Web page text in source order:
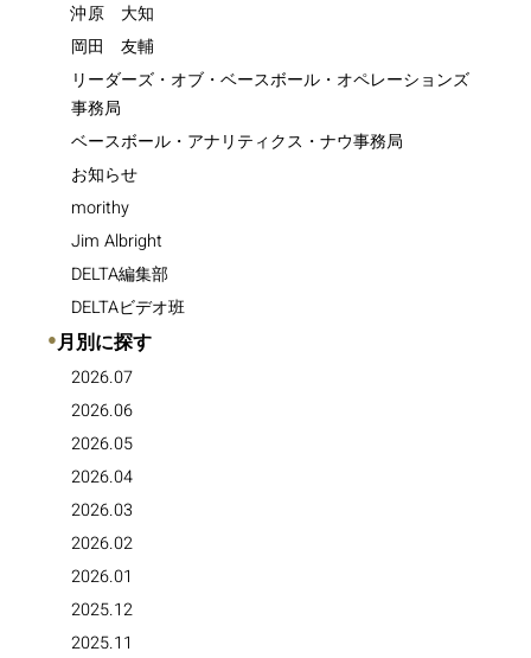
沖原 大知
岡田 友輔
リーダーズ・オブ・ベースボール・オペレーションズ
事務局
ベースボール・アナリティクス・ナウ事務局
お知らせ
morithy
Jim Albright
DELTA編集部
DELTAビデオ班
●月別に探す
2026.07
2026.06
2026.05
2026.04
2026.03
2026.02
2026.01
2025.12
2025.11